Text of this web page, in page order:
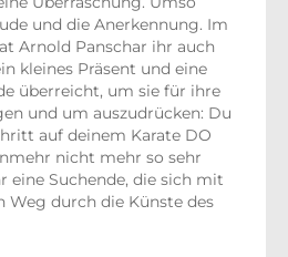
und die Anerkennung. Im
Arnold Panschar ihr auch
kleines Präsent und eine
überreicht, um sie für ihre
und um auszudrücken: Du
auf deinem Karate DO
nicht mehr so sehr
eine Suchende, die sich mit
Weg durch die Künste des